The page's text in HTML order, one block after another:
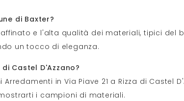
di Baxter?
e l'alta qualità dei materiali, tipici del
un tocco di eleganza.
Castel D'Azzano?
in Via Piave 21 a Rizza di Castel
i campioni di materiali.